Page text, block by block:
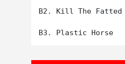
B2. Kill The Fatted